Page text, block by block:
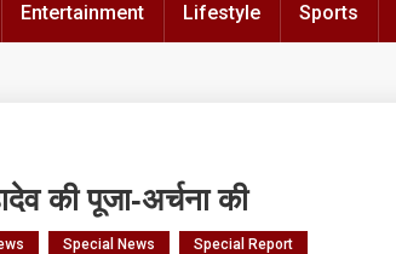
Entertainment Lifestyle Sports
की पूजा-अर्चना की
Special News Special Report